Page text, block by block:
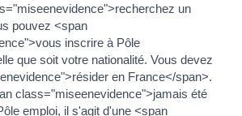
un
pouvez <span
inscrire à Pôle
que soit votre nationalité. Vous devez
en France</span>.
class="miseenevidence">jamais été
emploi, il s'agit d'une <span